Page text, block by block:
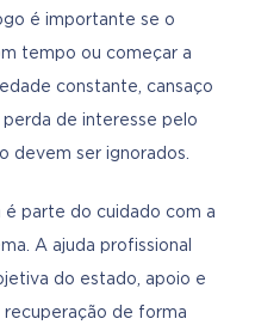
é importante se o
tempo ou começar a
constante, cansaço
de interesse pelo
devem ser ignorados.
é parte do cuidado com a
A ajuda profissional
do estado, apoio e
recuperação de forma